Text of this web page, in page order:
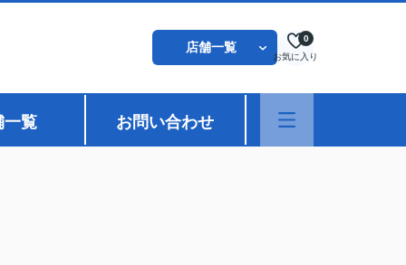
店舗一覧
お気に入り
0
一覧 お問い合わせ